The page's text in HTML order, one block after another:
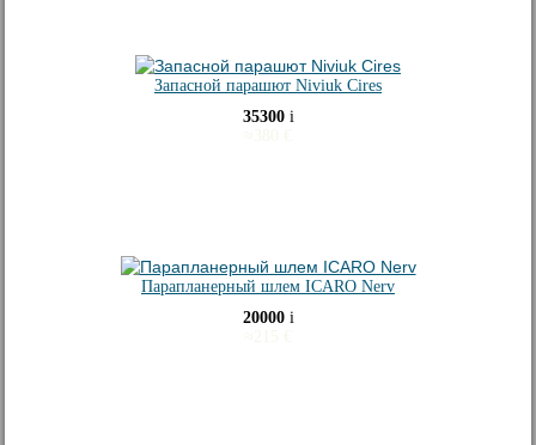
Запасной парашют Niviuk Cires
35300 i
Парапланерный шлем ICARO Nerv
20000 i